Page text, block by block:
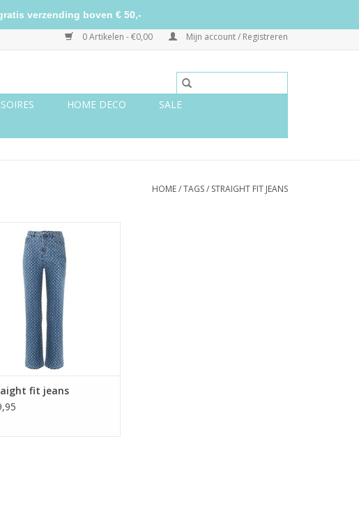
0 Artikelen - €0,00 Mijn account / Registreren
HOME DECO
SALE
HOME/TAGS/ STRAIGHT FIT JEANS
Straight fit jeans
AAN WINKELWAGEN
fit jeans
verzending boven € 50,-